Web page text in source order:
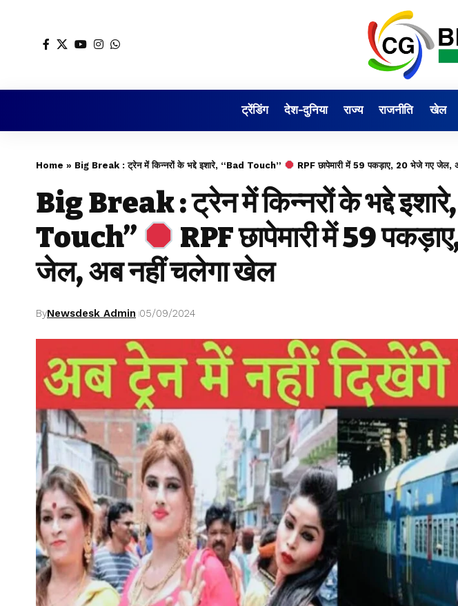
ट्रेंडिंग देश-दुनिया राज्य राजनीति खेल
Home » Big Break : ट्रेन में किन्नरों के भद्दे इशारे, “Bad Touch” RPF छापेमारी में 59 पकड़ाए, 20 भेजे गए जेल,
Big Break : ट्रेन में किन्नरों के भद्दे
Touch”
RPF छापेमारी में 59
जेल, अब नहीं चलेगा खेल
ByNewsdesk Admin 05/09/2024